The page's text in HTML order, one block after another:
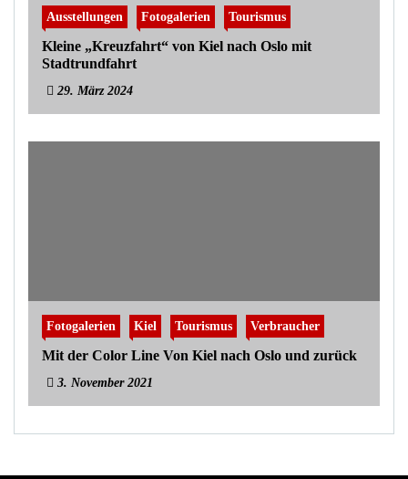
Ausstellungen Fotogalerien Tourismus
Kleine „Kreuzfahrt“ von Kiel nach Oslo mit
Stadtrundfahrt
29. März 2024
Fotogalerien Kiel Tourismus Verbraucher
Mit der Color Line Von Kiel nach Oslo und zurück
3. November 2021